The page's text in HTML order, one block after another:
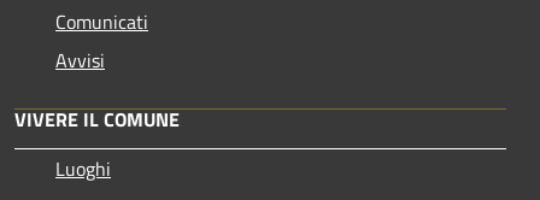
Comunicati
Avvisi
VIVERE IL COMUNE
Luoghi